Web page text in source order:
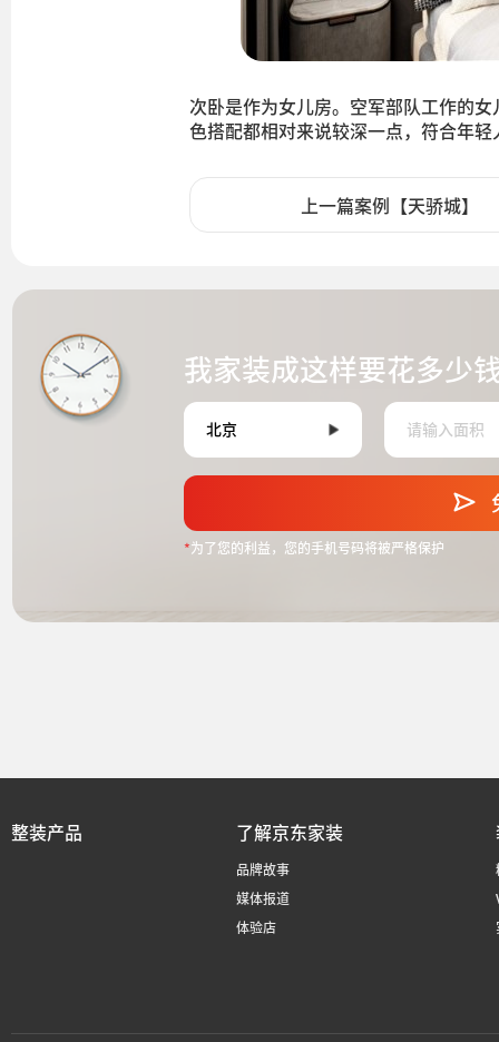
次卧是作为女儿房。空军部队工作的
色搭配都相对来说较深一点，符合年轻
上一篇案例【天骄城】
我家装成这样要花多少
*为了您的利益，您的手机号码将被严格保护
整装产品 了解京东家装
品牌故事
媒体报道
体验店